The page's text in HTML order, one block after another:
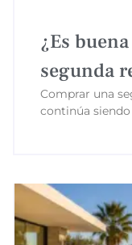
¿Es
segunda
Comprar una
continúa